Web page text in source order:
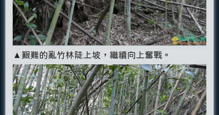
▲艱難的亂竹林陡上坡，繼續向上奮戰。